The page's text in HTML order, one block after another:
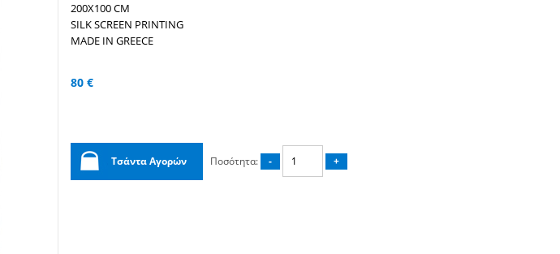
200X100 CM
SILK SCREEN PRINTING
MADE IN GREECE
80 €
Ποσότητα: